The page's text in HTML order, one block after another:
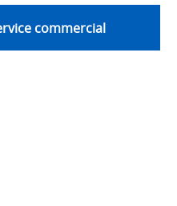
commercial